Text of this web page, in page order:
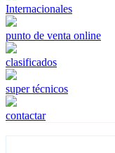
Internacionales
punto de venta online
clasificados
super técnicos
contactar